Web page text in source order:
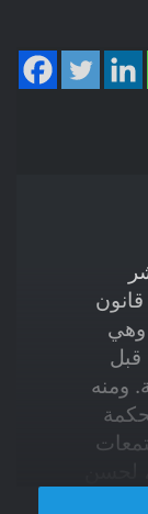
وهي
قبل
ومنه